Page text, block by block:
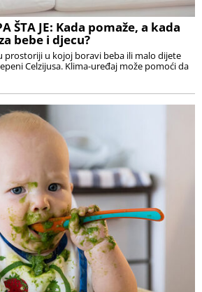
ŠTA JE: Kada pomaže, a kada
bebe i djecu?
u kojoj boravi beba ili malo dijete
Celzijusa. Klima-uređaj može pomoći da